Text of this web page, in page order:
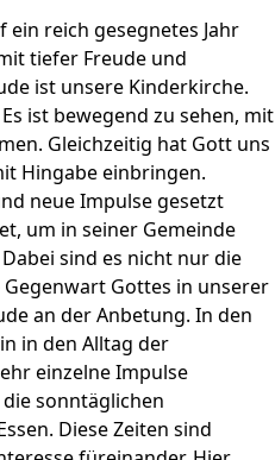
reich gesegnetes Jahr
tiefer Freude und
ist unsere Kinderkirche.
ist bewegend zu sehen, mit
Gleichzeitig hat Gott uns
Hingabe einbringen.
neue Impulse gesetzt
um in seiner Gemeinde
sind es nicht nur die
Gottes in unserer
an der Anbetung. In den
in den Alltag der
einzelne Impulse
sonntäglichen
Diese Zeiten sind